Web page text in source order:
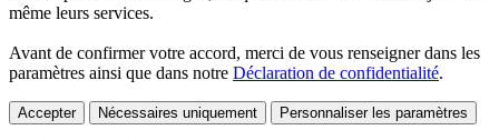
même leurs services.
Avant de confirmer votre accord, merci de vous renseigner dans les
paramètres ainsi que dans notre Déclaration de confidentialité.
Accepter Nécessaires uniquement Personnaliser les paramètres